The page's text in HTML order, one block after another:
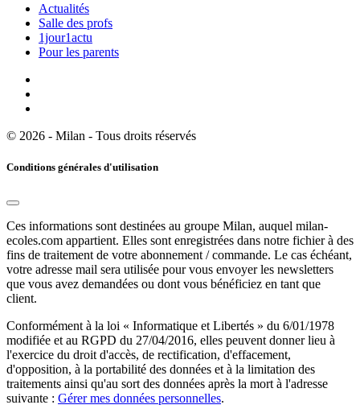
Actualités
Salle des profs
1jour1actu
Pour les parents
© 2026 - Milan - Tous droits réservés
Conditions générales d'utilisation
Ces informations sont destinées au groupe Milan, auquel milan-
ecoles.com appartient. Elles sont enregistrées dans notre fichier à des
fins de traitement de votre abonnement / commande. Le cas échéant,
votre adresse mail sera utilisée pour vous envoyer les newsletters
que vous avez demandées ou dont vous bénéficiez en tant que
client.
Conformément à la loi « Informatique et Libertés » du 6/01/1978
modifiée et au RGPD du 27/04/2016, elles peuvent donner lieu à
l'exercice du droit d'accès, de rectification, d'effacement,
d'opposition, à la portabilité des données et à la limitation des
traitements ainsi qu'au sort des données après la mort à l'adresse
suivante : Gérer mes données personnelles.